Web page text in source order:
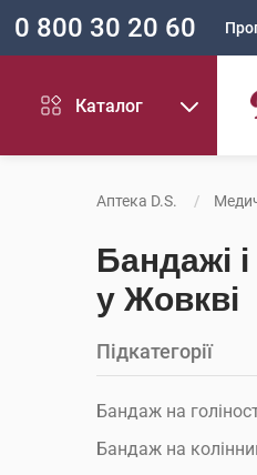
0 800 30 20 60
Каталог
Аптека D.S.
Бандажі
у Жовкві
Підкатегорії
Бандаж на
Бандаж на